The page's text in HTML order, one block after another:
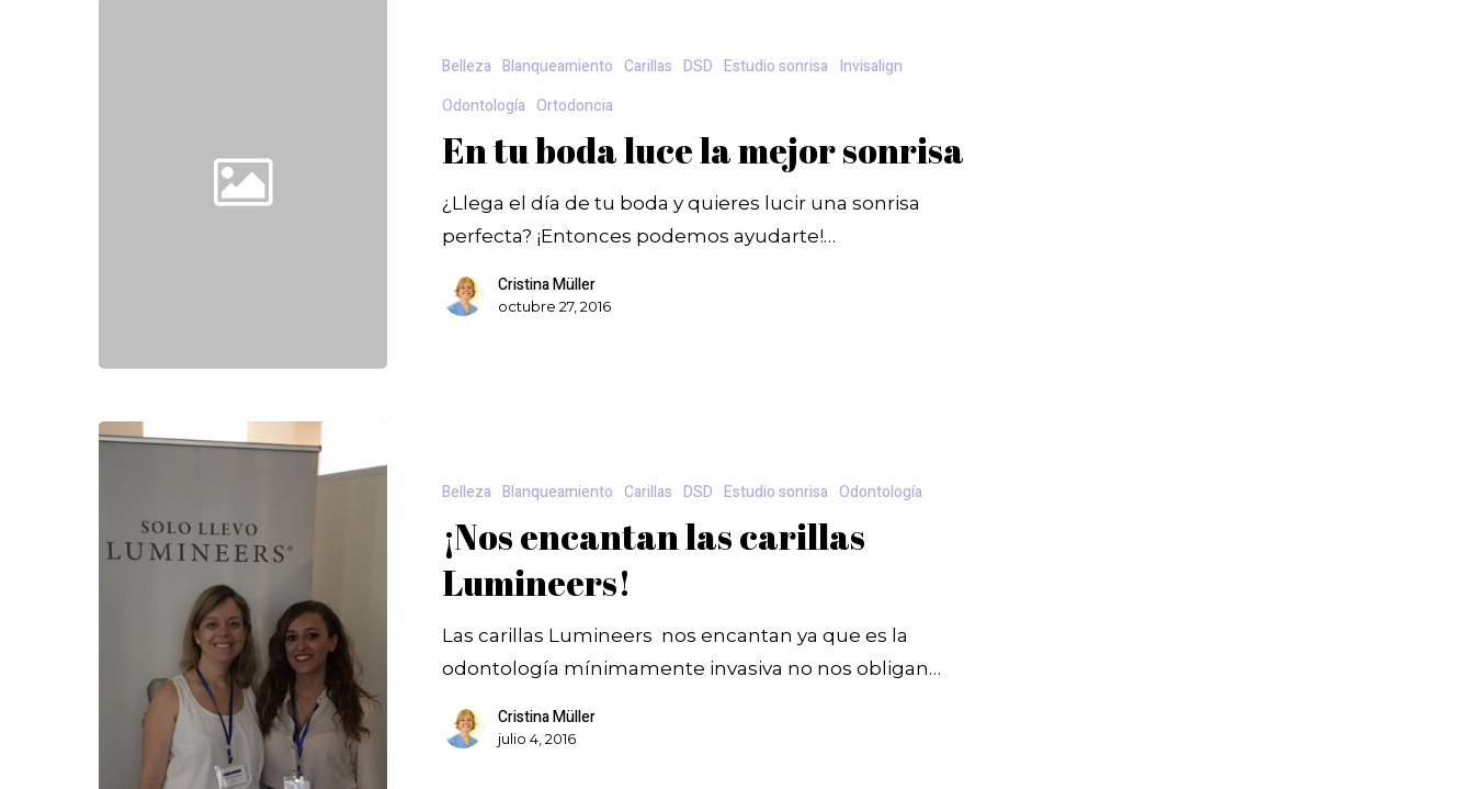
Belleza Blanqueamiento Carillas DSD Estudio sonrisa Invisalign
Odontología Ortodoncia
En tu boda luce la mejor sonrisa
¿Llega el día de tu boda y quieres lucir una sonrisa
perfecta? ¡Entonces podemos ayudarte!…
Cristina Müller
octubre 27, 2016
Belleza Blanqueamiento Carillas DSD Estudio sonrisa Odontología
¡Nos encantan las carillas
Lumineers!
Las carillas Lumineers nos encantan ya que es la
odontología mínimamente invasiva no nos obligan…
Cristina Müller
julio 4, 2016